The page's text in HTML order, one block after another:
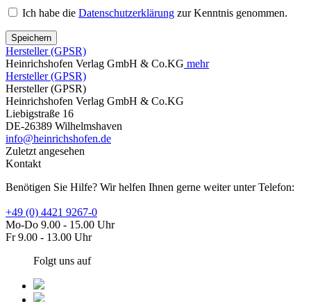
Ich habe die Datenschutzerklärung zur Kenntnis genommen.
Speichern
Hersteller (GPSR)
Heinrichshofen Verlag GmbH & Co.KG mehr
Hersteller (GPSR)
Hersteller (GPSR)
Heinrichshofen Verlag GmbH & Co.KG
Liebigstraße 16
DE-26389 Wilhelmshaven
info@heinrichshofen.de
Zuletzt angesehen
Kontakt
Benötigen Sie Hilfe? Wir helfen Ihnen gerne weiter unter Telefon:
+49 (0) 4421 9267-0
Mo-Do 9.00 - 15.00 Uhr
Fr 9.00 - 13.00 Uhr
Folgt uns auf